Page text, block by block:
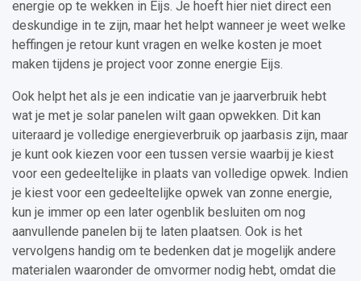
energie op te wekken in Eijs. Je hoeft hier niet direct een
deskundige in te zijn, maar het helpt wanneer je weet welke
heffingen je retour kunt vragen en welke kosten je moet
maken tijdens je project voor zonne energie Eijs.
Ook helpt het als je een indicatie van je jaarverbruik hebt
wat je met je solar panelen wilt gaan opwekken. Dit kan
uiteraard je volledige energieverbruik op jaarbasis zijn, maar
je kunt ook kiezen voor een tussen versie waarbij je kiest
voor een gedeeltelijke in plaats van volledige opwek. Indien
je kiest voor een gedeeltelijke opwek van zonne energie,
kun je immer op een later ogenblik besluiten om nog
aanvullende panelen bij te laten plaatsen. Ook is het
vervolgens handig om te bedenken dat je mogelijk andere
materialen waaronder de omvormer nodig hebt, omdat die